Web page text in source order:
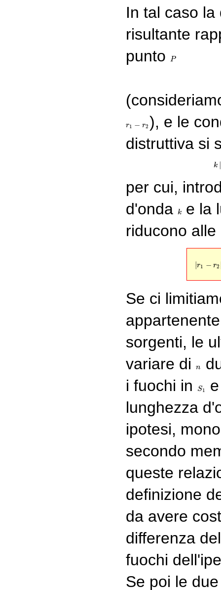
In tal caso
risultante
punto
P
P
r1 − r2
r1 −r2
), e le
distruttiva si
k |
per cui,
d'onda
k
k
e la
riducono alle
|r1 − r2
Se ci
sorgenti, le
variare di
n
n
i fuochi in
S1
S1
lunghezza
ipotesi,
secondo
queste
definizione
da avere
differenza
fuochi
Se poi le